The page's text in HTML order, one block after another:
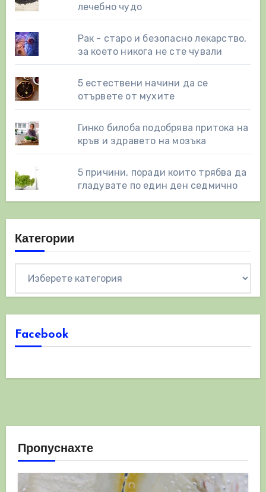
лечебно чудо
Рак - старо и безопасно лекарство,
за което никога не сте чували
5 естествени начини да се
отървете от мухите
Гинко билоба подобрява притока на
кръв и здравето на мозъка
5 причини, поради които трябва да
гладувате по един ден седмично
Категории
Facebook
Пропуснахте